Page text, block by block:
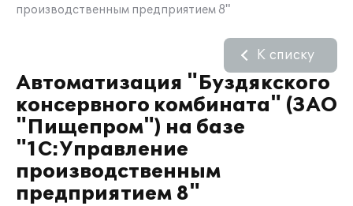
производственным предприятием 8"
Автоматизация "Буздякского
консервного комбината" (ЗАО
"Пищепром") на базе
"1С:Управление
производственным
предприятием 8"
К списку